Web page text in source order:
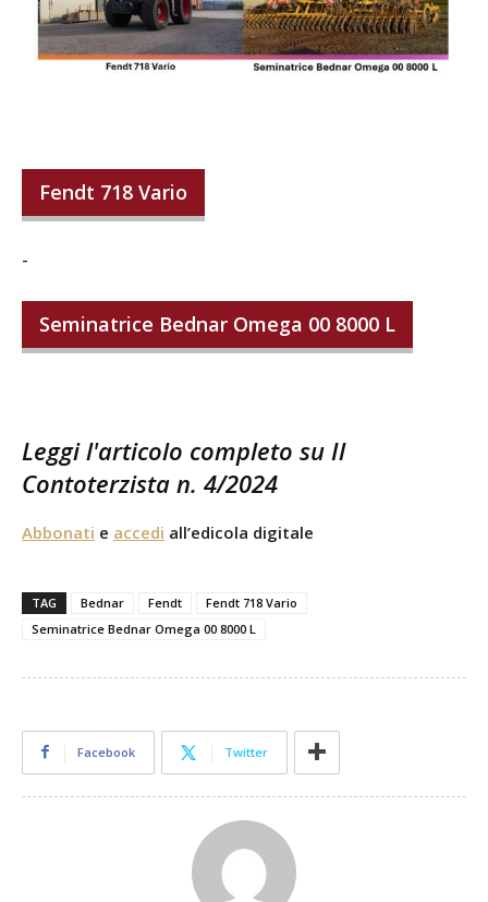
Fendt 718 Vario
-
Seminatrice Bednar Omega 00 8000 L
Leggi l'articolo completo su Il
Contoterzista n. 4/2024
Abbonati e accedi all’edicola digitale
TAG Bednar Fendt
Fendt 718 Vario
Seminatrice Bednar Omega 00 8000 L
Facebook Twitter